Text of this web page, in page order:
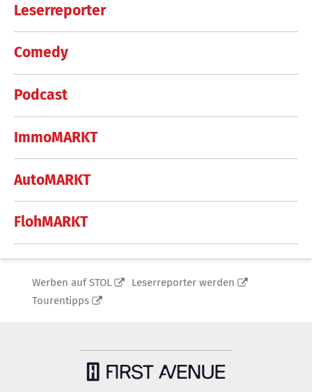
Leserreporter
Comedy
Podcast
ImmoMARKT
AutoMARKT
FlohMARKT
Werben auf STOL
Leserreporter werden
Tourentipps